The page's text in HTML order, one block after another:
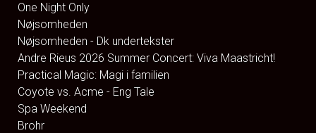
One Night Only
Nøjsomheden
Nøjsomheden - Dk undertekster
Andre Rieus 2026 Summer Concert: Viva Maastricht!
Practical Magic: Magi i familien
Coyote vs. Acme - Eng Tale
Spa Weekend
Brohr